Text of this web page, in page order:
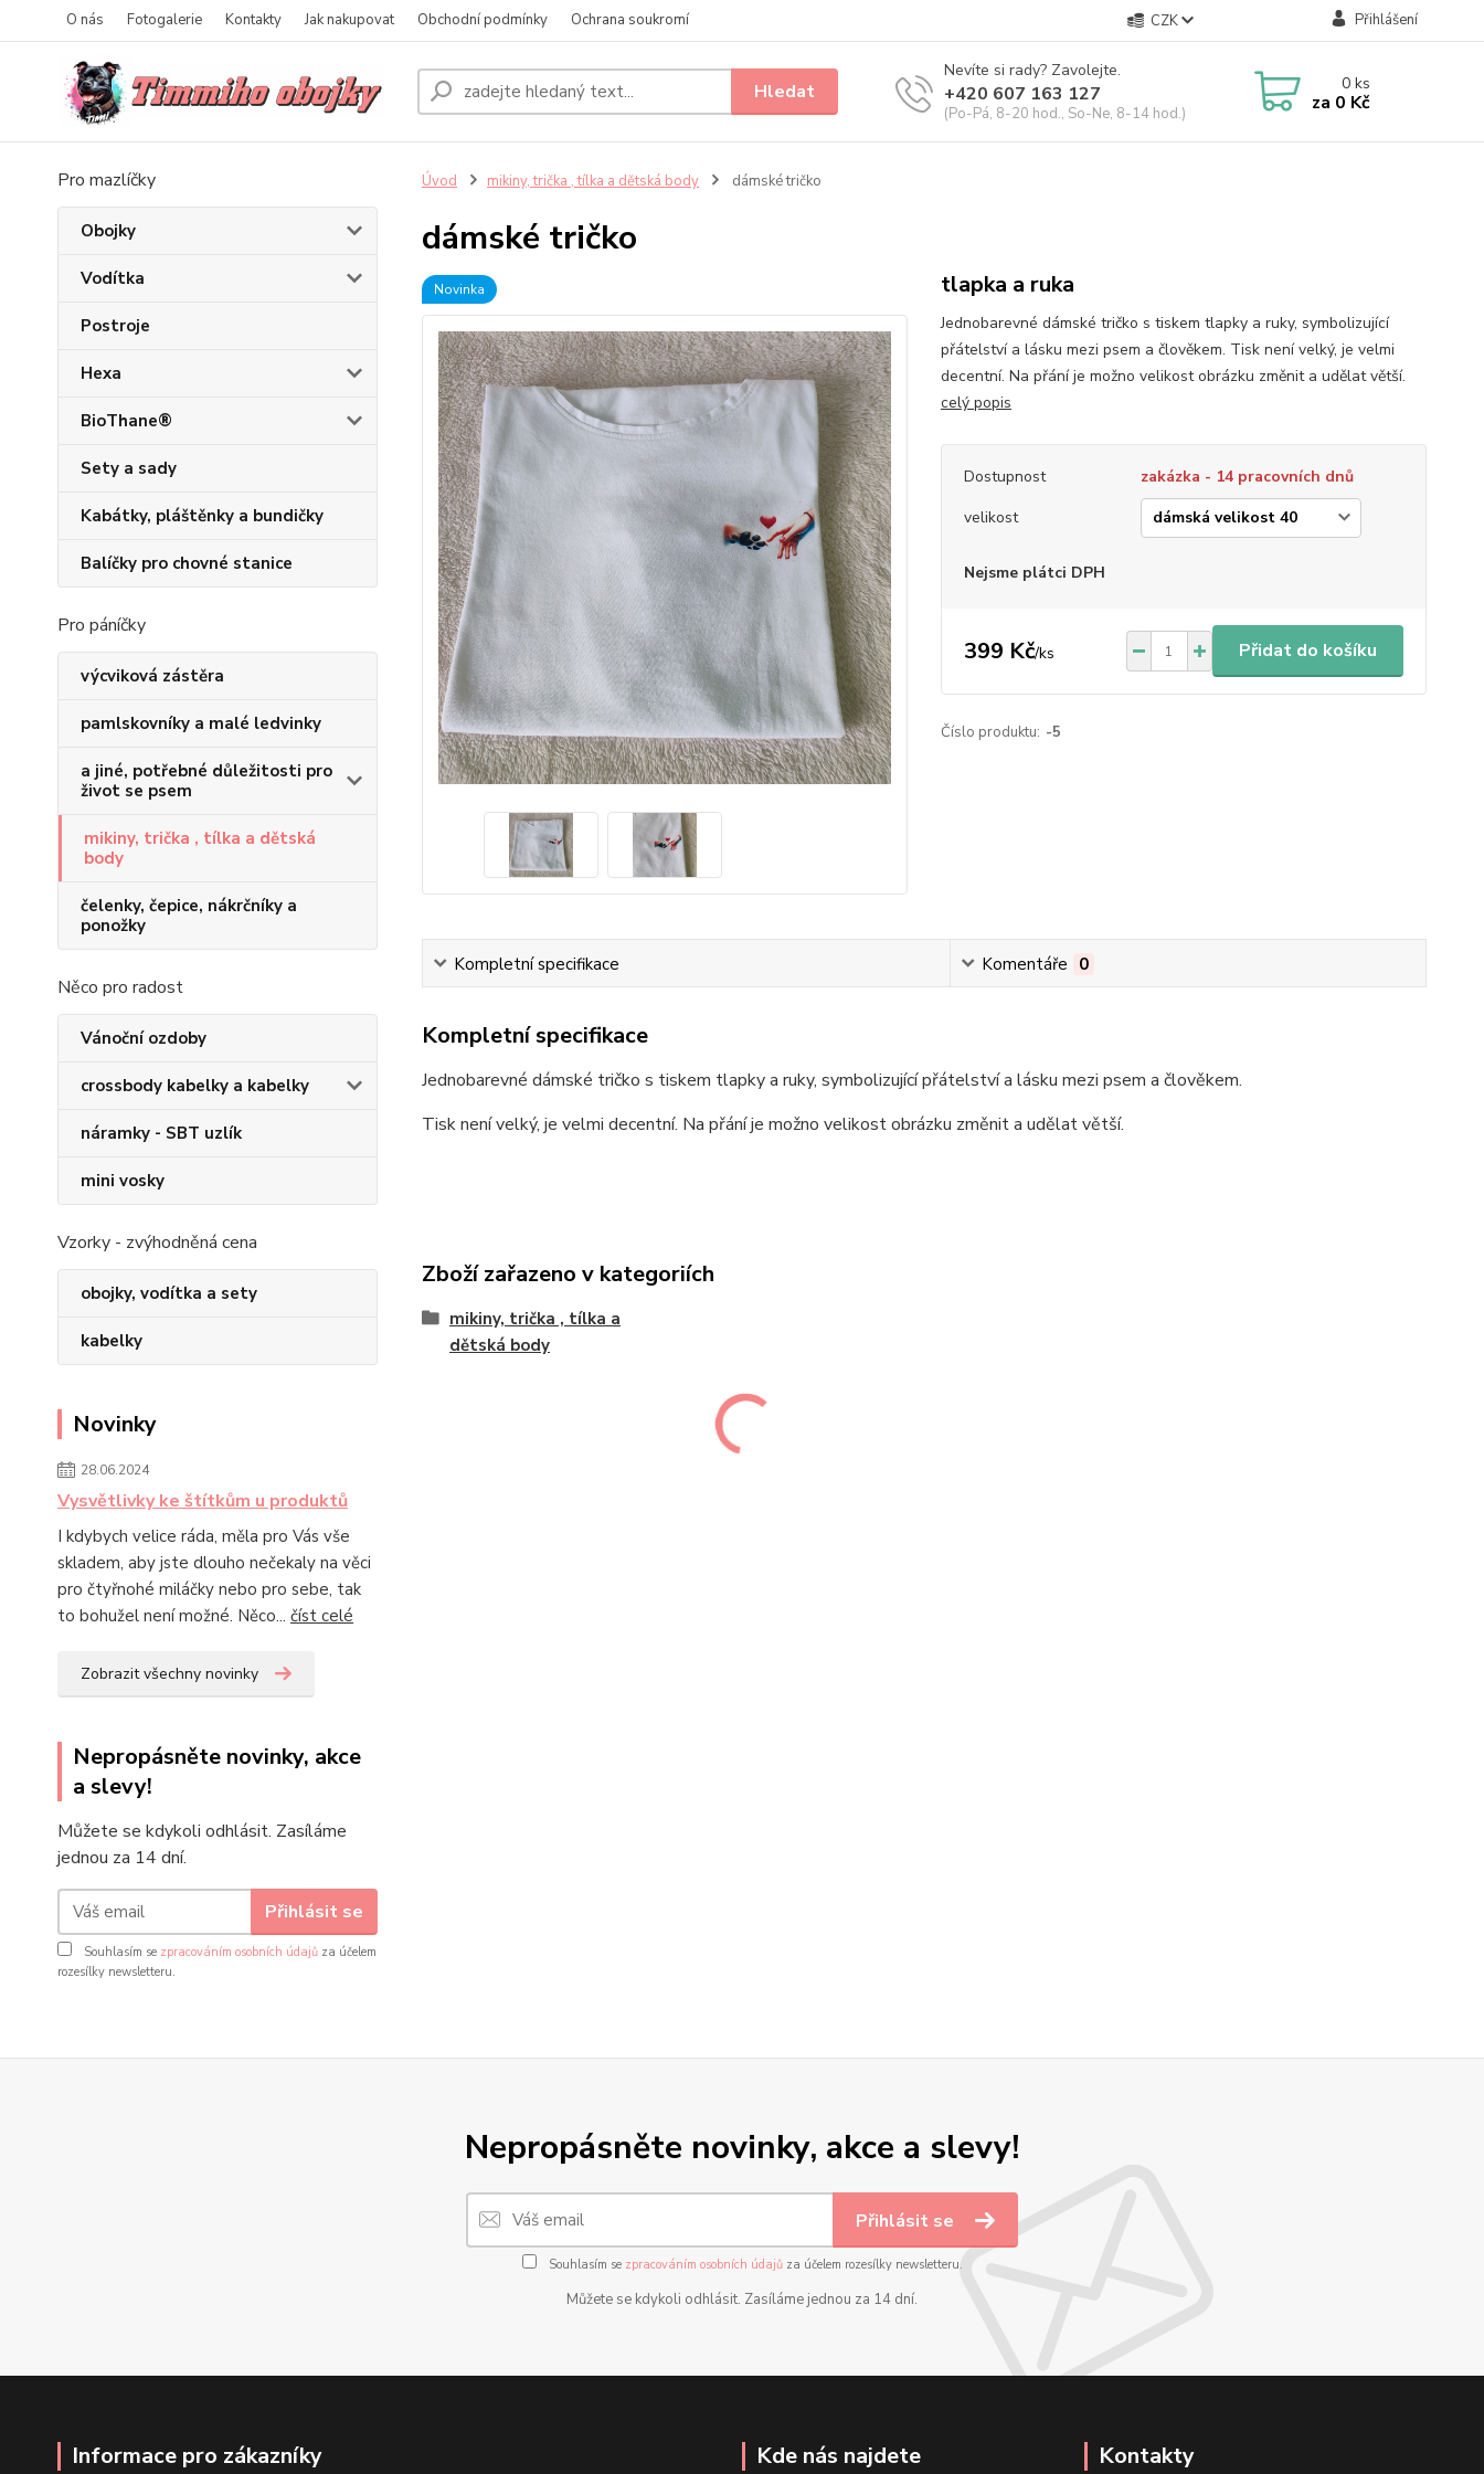
O nás Fotogalerie Kontakty Jak nakupovat Obchodní podmínky Ochrana soukromí CZK Přihlášení
Hledat
Nevíte si rady? Zavolejte.
+420 607 163 127
(Po-Pá, 8-20 hod., So-Ne, 8-14 hod.)
0ks
za 0 Kč
Pro mazlíčky
Obojky
Vodítka
Postroje
Hexa
BioThane®
Sety a sady
Kabátky, pláštěnky a bundičky
Balíčky pro chovné stanice
Pro páníčky
výcviková zástěra
pamlskovníky a malé ledvinky
a jiné, potřebné důležitosti pro
život se psem
mikiny, trička , tílka a dětská
body
čelenky, čepice, nákrčníky a
ponožky
Něco pro radost
Vánoční ozdoby
crossbody kabelky a kabelky
náramky - SBT uzlík
mini vosky
Vzorky - zvýhodněná cena
obojky, vodítka a sety
kabelky
Novinky
28.06.2024
Vysvětlivky ke štítkům u produktů
I kdybych velice ráda, měla pro Vás vše
skladem, aby jste dlouho nečekaly na věci
pro čtyřnohé miláčky nebo pro sebe, tak
to bohužel není možné. Něco... číst celé
Zobrazit všechny novinky
Nepropásněte novinky, akce
a slevy!
Můžete se kdykoli odhlásit. Zasíláme
jednou za 14 dní.
Přihlásit se
Souhlasím se zpracováním osobních údajů za účelem
rozesílky newsletteru.
Úvod mikiny, trička , tílka a dětská body dámské tričko
dámské tričko
Novinka tlapka a ruka
Jednobarevné dámské tričko s tiskem tlapky a ruky, symbolizující
přátelství a lásku mezi psem a člověkem. Tisk není velký, je velmi
decentní. Na přání je možno velikost obrázku změnit a udělat větší.
celý popis
Dostupnost
zakázka - 14 pracovních dnů
velikost
Nejsme plátci DPH
399 Kč/ks Přidat do košíku
Číslo produktu: -5
Kompletní specifikace Komentáře 0
Kompletní specifikace
Jednobarevné dámské tričko s tiskem tlapky a ruky, symbolizující přátelství a lásku mezi psem a člověkem.
Tisk není velký, je velmi decentní. Na přání je možno velikost obrázku změnit a udělat větší.
Zboží zařazeno v kategoriích
mikiny, trička , tílka a
dětská body
Nepropásněte novinky, akce a slevy!
Přihlásit se
Souhlasím se zpracováním osobních údajůza účelem rozesílky newsletteru.
Můžete se kdykoli odhlásit. Zasíláme jednou za 14 dní.
Informace pro zákazníky Kde nás najdete Kontakty